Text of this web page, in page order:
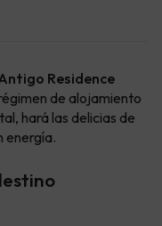
Residence
de alojamiento
hará las delicias de
energía.